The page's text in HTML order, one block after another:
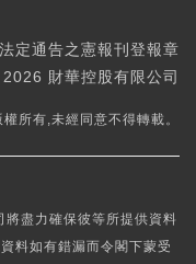
定通告之憲報刊登報章
財華控股有限公司
所有,未經同意不得轉載。
將盡力確保彼等所提供資料
料如有錯漏而令閣下蒙受